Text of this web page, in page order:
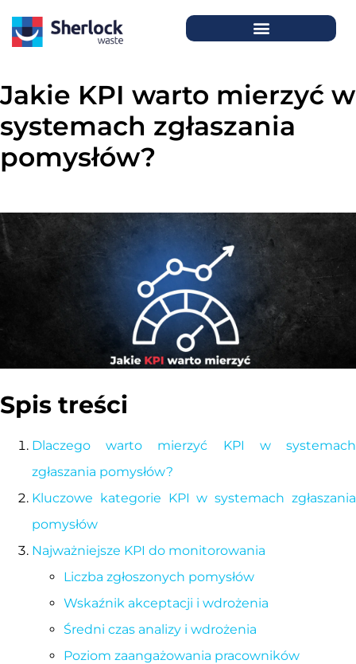
Jakie KPI warto mierzyć w
systemach zgłaszania
pomysłów?
Spis treści
Dlaczego warto mierzyć KPI w systemach
zgłaszania pomysłów?
Kluczowe kategorie KPI w systemach zgłaszania
pomysłów
Najważniejsze KPI do monitorowania
Liczba zgłoszonych pomysłów
Wskaźnik akceptacji i wdrożenia
Średni czas analizy i wdrożenia
Poziom zaangażowania pracowników